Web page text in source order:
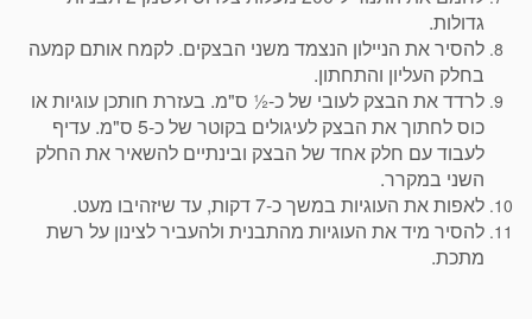
גדולות.
להסיר את הניילון הנצמד משני הבצקים. לקמח אותם קמעה
בחלק העליון והתחתון.
לרדד את הבצק לעובי של כ-½ ס"מ. בעזרת חותכן עוגיות או
כוס לחתוך את הבצק לעיגולים בקוטר של כ-5 ס"מ. עדיף
לעבוד עם חלק אחד של הבצק ובינתיים להשאיר את החלק
השני במקרר.
לאפות את העוגיות במשך כ-7 דקות, עד שיזהיבו מעט.
להסיר מיד את העוגיות מהתבנית ולהעביר לצינון על רשת
מתכת.